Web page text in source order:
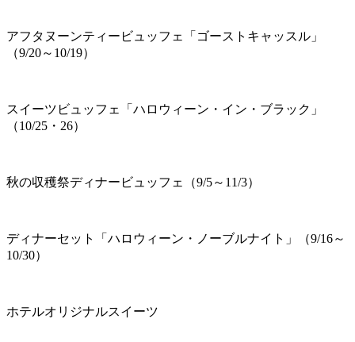
アフタヌーンティービュッフェ「ゴーストキャッスル」
（9/20～10/19）
スイーツビュッフェ「ハロウィーン・イン・ブラック」
（10/25・26）
秋の収穫祭ディナービュッフェ（9/5～11/3）
ディナーセット「ハロウィーン・ノーブルナイト」（9/16～
10/30）
ホテルオリジナルスイーツ